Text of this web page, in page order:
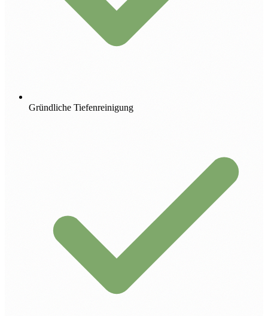
Gründliche Tiefenreinigung